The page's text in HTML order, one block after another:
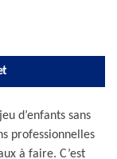
d’enfants sans
professionnelles
à faire. C’est